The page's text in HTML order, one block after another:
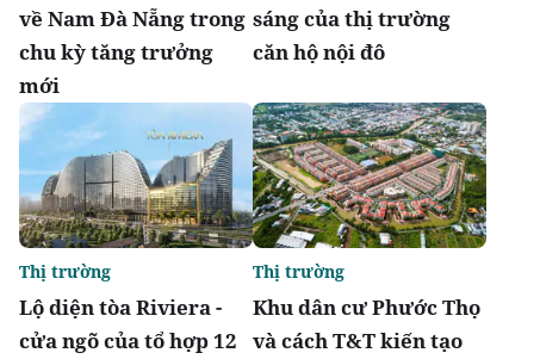
về Nam Đà Nẵng trong
chu kỳ tăng trưởng
mới
sáng của thị trường
căn hộ nội đô
Lộ diện tòa Riviera -
cửa ngõ của tổ hợp 12
Thị trường
Khu dân cư Phước Thọ
và cách T&T kiến tạo
Thị trường